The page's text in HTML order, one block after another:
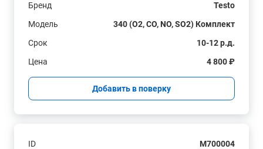
Бренд
Testo
Модель
340 (O2, CO, NO, SO2) Комплект
Срок
10-12 р.д.
Цена
4 800 ₽
Добавить в поверку
ID
M700004